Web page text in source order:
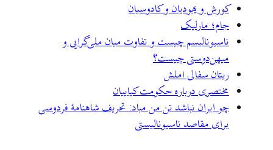
کورش و یهودیان و کادوسیان
جام؛ مارلیک
ناسیونالیسم چیست و تفاوت میان ملی‌گرایی و
میهن‌دوستی چیست؟
ریتان سفالی املش
مختصری درباره حکومت کیاییان
چو ایران نباشد تن من مباد: تحریف شاهنامهٔ فردوسی
برای مقاصد ناسیونالیستی